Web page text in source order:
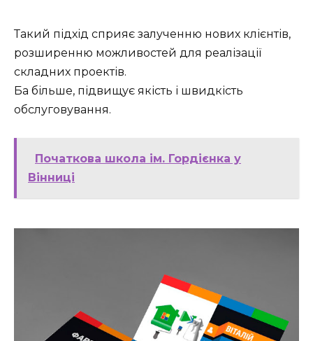
Такий підхід сприяє залученню нових клієнтів,
розширенню можливостей для реалізації
складних проектів.
Ба більше, підвищує якість і швидкість
обслуговування.
Початкова школа ім. Гордієнка у
Вінниці